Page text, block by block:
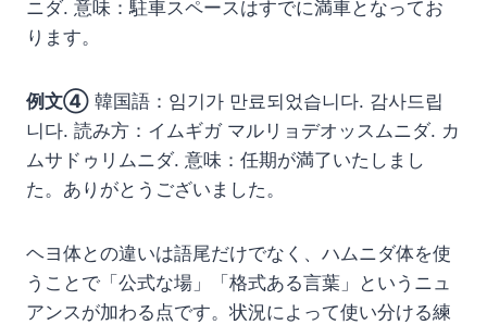
ニダ. 意味：駐車スペースはすでに満車となってお
ります。
例文④ 韓国語：임기가 만료되었습니다. 감사드립
니다. 読み方：イムギガ マルリョデオッスムニダ. カ
ムサドゥリムニダ. 意味：任期が満了いたしまし
た。ありがとうございました。
ヘヨ体との違いは語尾だけでなく、ハムニダ体を使
うことで「公式な場」「格式ある言葉」というニュ
アンスが加わる点です。状況によって使い分ける練